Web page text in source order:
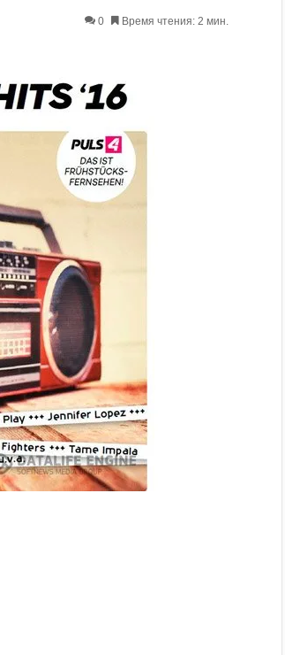
0 Время чтения: 2 мин.